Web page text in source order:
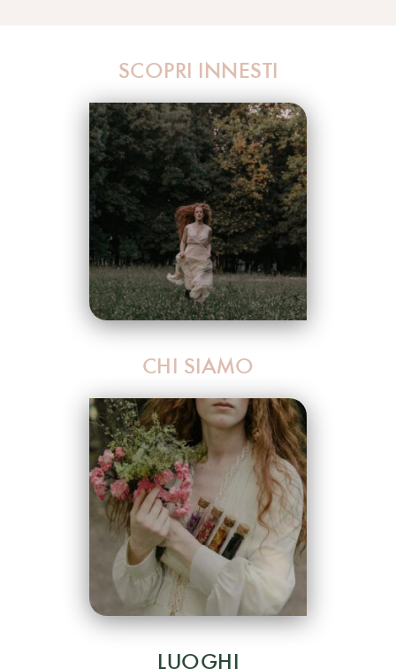
SCOPRI INNESTI
CHI SIAMO
LUOGHI